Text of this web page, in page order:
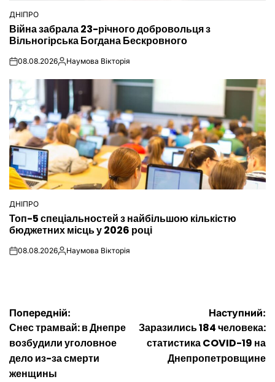
ОПУБЛІКУВАТИ
У
ДНІПРО
Війна забрала 23-річного добровольця з
Вільногірська Богдана Бескровного
on08.08.2026Опубліковано
Наумова Вікторія
ОПУБЛІКУВАТИ
ДНІПРО
Топ-5 спеціальностей з найбільшою кількістю
бюджетних місць у 2026 році
on08.08.2026Опубліковано
Наумова Вікторія
Навігація
записів
Попередній:
Снес трамвай: в Днепре
возбудили уголовное
дело из-за смерти
женщины
Наступний:
Заразились 184 человека:
статистика COVID-19 на
Днепропетровщине